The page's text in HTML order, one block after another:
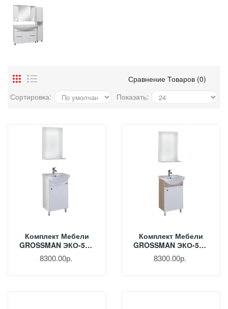
Сравнение Товаров (0)
Сортировка:
Показать:
Комплект Мебели
GROSSMAN ЭКО-52 3
В 1 Белый 105205
8300.00р.
Комплект Мебели
GROSSMAN ЭКО-52 3
В 1
Комбинированный
8300.00р.